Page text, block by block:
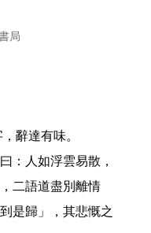
局
：人如浮雲易散，
二語道盡別離情
是歸」，其悲慨之